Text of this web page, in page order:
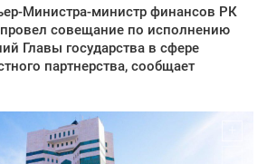
Министра-министр финансов РК
совещание по исполнению
Главы государства в сфере
партнерства, сообщает